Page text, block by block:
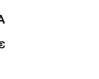
original era:
El precio actual